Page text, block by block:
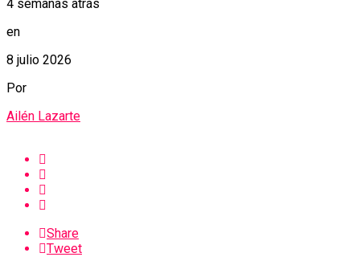
4 semanas atrás
en
8 julio 2026
Por
Ailén Lazarte
Share
Tweet